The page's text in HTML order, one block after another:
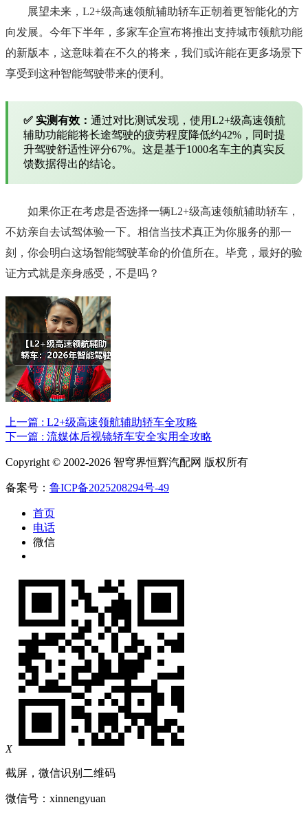
展望未来，L2+级高速领航辅助轿车正朝着更智能化的方
向发展。今年下半年，多家车企宣布将推出支持城市领航功能
的新版本，这意味着在不久的将来，我们或许能在更多场景下
享受到这种智能驾驶带来的便利。
✅ 实测有效： 通过对比测试发现，使用L2+级高速领航
辅助功能能将长途驾驶的疲劳程度降低约42%，同时提
升驾驶舒适性评分67%。这是基于1000名车主的真实反
馈数据得出的结论。
如果你正在考虑是否选择一辆L2+级高速领航辅助轿车，
不妨亲自去试驾体验一下。相信当技术真正为你服务的那一
刻，你会明白这场智能驾驶革命的价值所在。毕竟，最好的验
证方式就是亲身感受，不是吗？
上一篇 : L2+级高速领航辅助轿车全攻略
下一篇 : 流媒体后视镜轿车安全实用全攻略
Copyright © 2002-2026 智穹界恒辉汽配网 版权所有
备案号： 鲁ICP备2025208294号-49
首页
电话
微信
X
截屏，微信识别二维码
微信号： xinnengyuan